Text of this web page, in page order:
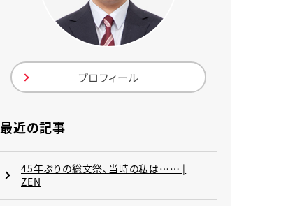
プロフィール
最近の記事
45年ぶりの総文祭、当時の私は…… |
ZEN